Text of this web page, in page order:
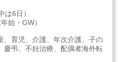
は6日）
始・GW）
、育児、介護、年次介護、子の
慶弔、不妊治療、配偶者海外転